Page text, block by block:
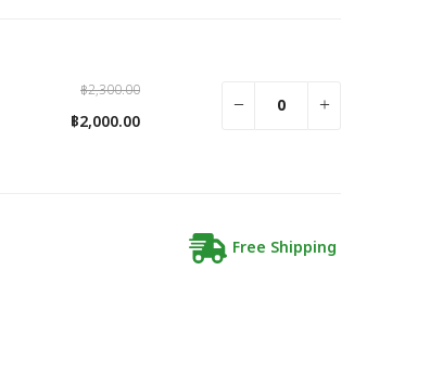
฿2,300.00
฿2,000.00
Free Shipping